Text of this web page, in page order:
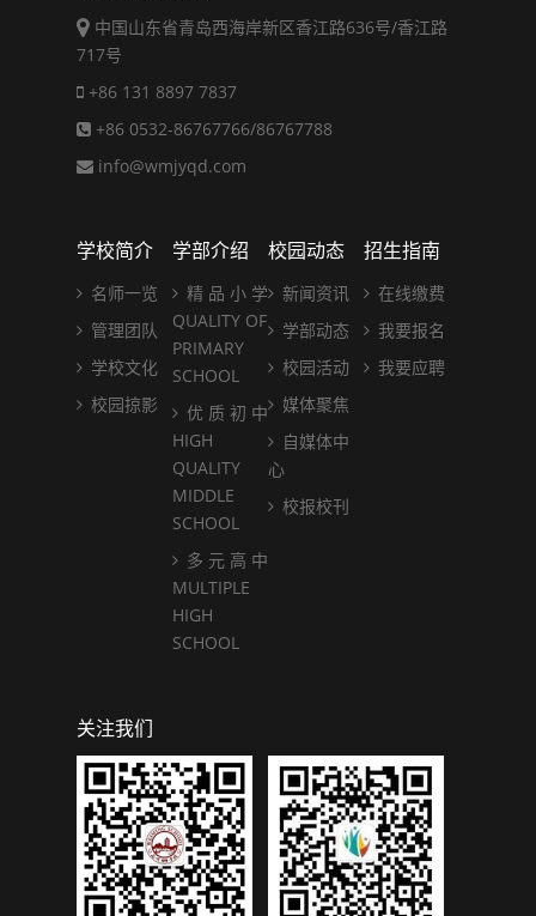
中国山东省青岛西海岸新区香江路636号/香江路
717号
+86 131 8897 7837
+86 0532-86767766/86767788
info@wmjyqd.com
学校简介
名师一览
管理团队
学校文化
校园掠影
学部介绍
精 品 小 学
QUALITY OF
PRIMARY
SCHOOL
优 质 初 中
HIGH
QUALITY
MIDDLE
SCHOOL
多 元 高 中
MULTIPLE
HIGH
SCHOOL
校园动态
新闻资讯
学部动态
校园活动
媒体聚焦
自媒体中
心
校报校刊
招生指南
在线缴费
我要报名
我要应聘
关注我们